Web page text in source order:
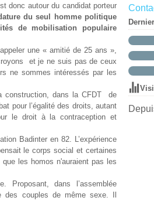
donc autour du candidat porteur
du seul homme politique
de mobilisation populaire
une « amitié de 25 ans »,
et je ne suis pas de ceux
ne sommes intéressés par les
construction, dans la CFDT de
pour l’égalité des droits, autant
le droit à la contraception et
Badinter en 82. L’expérience
le corps social et certaines
les homos n'auraient pas les
Proposant, dans l’assemblée
des couples de même sexe. Il
Juin
Mai
Juin
Mai
Août
Juin
Mai
Juin
Mai